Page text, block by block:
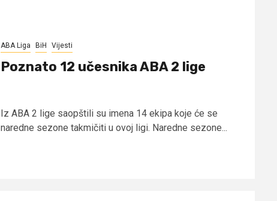
ABA Liga BiH Vijesti
Poznato 12 učesnika ABA 2 lige
Iz ABA 2 lige saopštili su imena 14 ekipa koje će se
naredne sezone takmičiti u ovoj ligi. Naredne sezone...